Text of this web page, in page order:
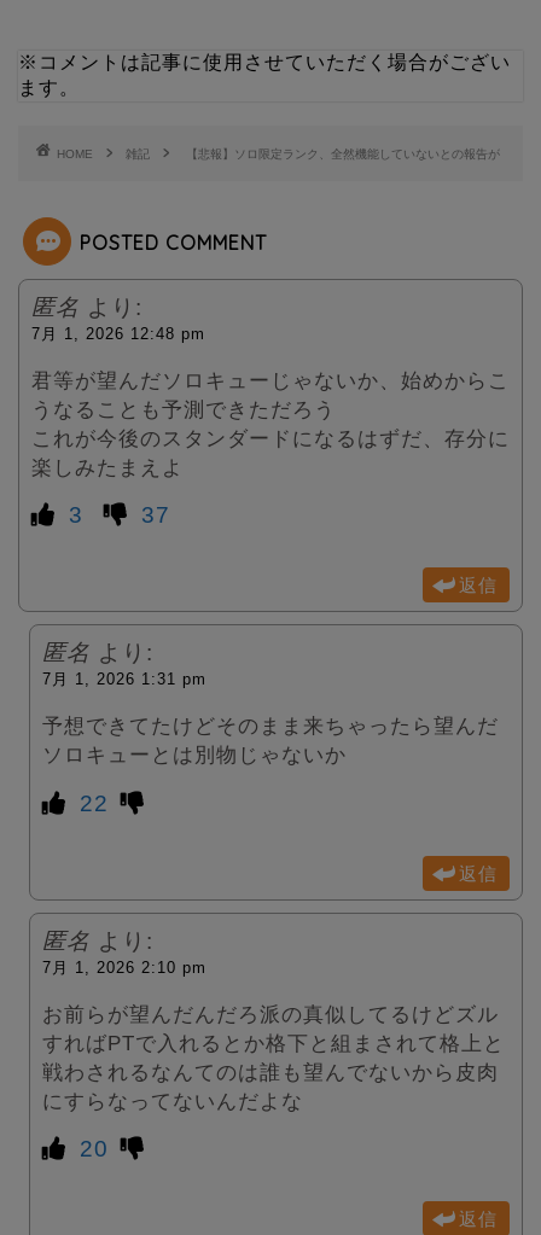
t
※コメントは記事に使用させていただく場合がござい
ます。
HOME 雑記 【悲報】ソロ限定ランク、全然機能していないとの報告が
POSTED COMMENT
匿名 より:
7月 1, 2026 12:48 pm
君等が望んだソロキューじゃないか、始めからこ
うなることも予測できただろう
これが今後のスタンダードになるはずだ、存分に
楽しみたまえよ
3 37
返信
匿名 より:
7月 1, 2026 1:31 pm
予想できてたけどそのまま来ちゃったら望んだ
ソロキューとは別物じゃないか
22
返信
匿名 より:
7月 1, 2026 2:10 pm
お前らが望んだんだろ派の真似してるけどズル
すればPTで入れるとか格下と組まされて格上と
戦わされるなんてのは誰も望んでないから皮肉
にすらなってないんだよな
20
返信